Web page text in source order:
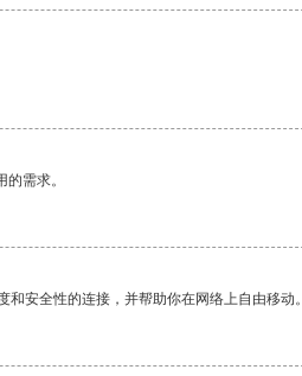
需求。
安全性的连接，并帮助你在网络上自由移动。